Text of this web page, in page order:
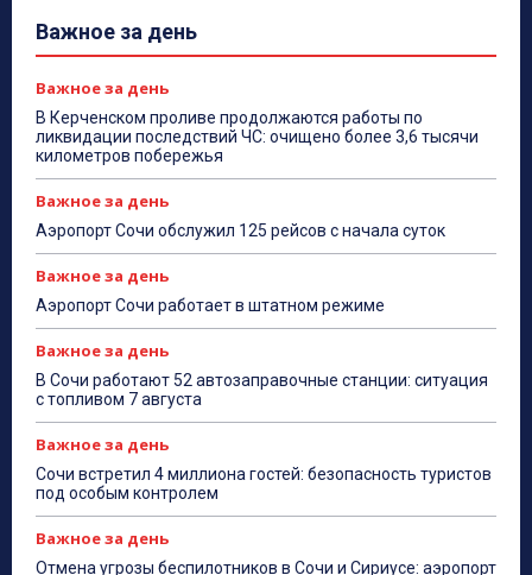
Важное за день
Важное за день
В Керченском проливе продолжаются работы по
ликвидации последствий ЧС: очищено более 3,6 тысячи
километров побережья
Важное за день
Аэропорт Сочи обслужил 125 рейсов с начала суток
Важное за день
Аэропорт Сочи работает в штатном режиме
Важное за день
В Сочи работают 52 автозаправочные станции: ситуация
с топливом 7 августа
Важное за день
Сочи встретил 4 миллиона гостей: безопасность туристов
под особым контролем
Важное за день
Отмена угрозы беспилотников в Сочи и Сириусе: аэропорт